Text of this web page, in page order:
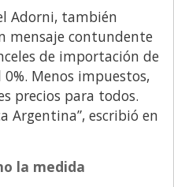
Adorni, también
mensaje contundente
de importación de
Menos impuestos,
precios para todos.
Argentina”, escribió en
la medida